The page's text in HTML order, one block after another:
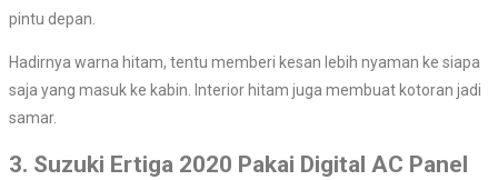
pintu depan.
Hadirnya warna hitam, tentu memberi kesan lebih nyaman ke siapa
saja yang masuk ke kabin. Interior hitam juga membuat kotoran jadi
samar.
3. Suzuki Ertiga 2020 Pakai Digital AC Panel